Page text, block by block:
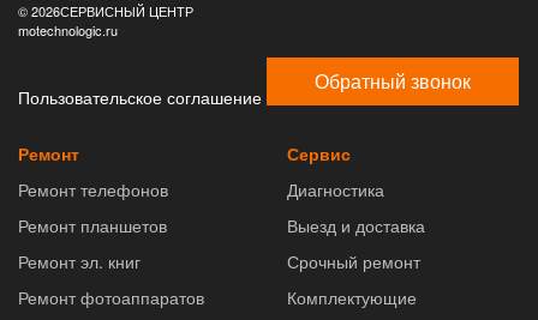
© 2026СЕРВИСНЫЙ ЦЕНТР
motechnologic.ru
Пользовательское соглашение
Обратный звонок
Ремонт
Ремонт телефонов
Ремонт планшетов
Ремонт эл. книг
Ремонт фотоаппаратов
Сервис
Диагностика
Выезд и доставка
Срочный ремонт
Комплектующие